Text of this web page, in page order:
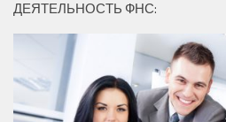
ДЕЯТЕЛЬНОСТЬ ФНС: